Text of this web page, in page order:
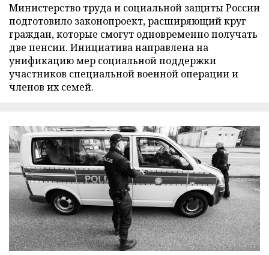
Министерство труда и социальной защиты России
подготовило законопроект, расширяющий круг
граждан, которые смогут одновременно получать
две пенсии. Инициатива направлена на
унификацию мер социальной поддержки
участников специальной военной операции и
членов их семей.